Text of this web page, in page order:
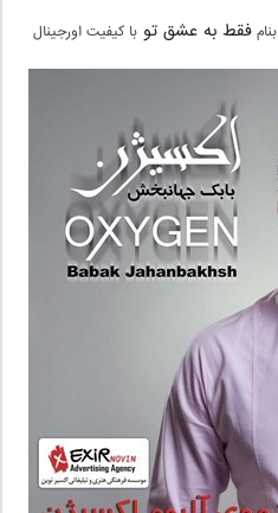
بنامفقط به عشق توبا کیفیت اورجینال